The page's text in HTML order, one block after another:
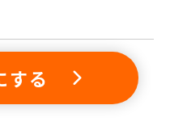
する